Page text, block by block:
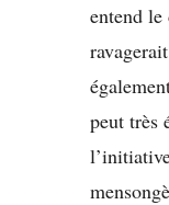
entend
peut très